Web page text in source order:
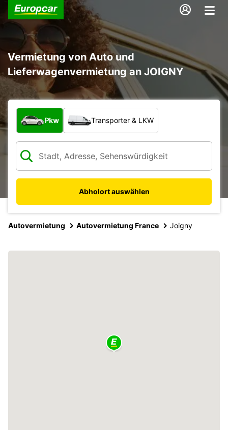
Vermietung von Auto und
Lieferwagenvermietung an JOIGNY
Welche Art von Fahrzeug?
Pkw Transporter & LKW
Abholort auswählen
Autovermietung Autovermietung France Joigny